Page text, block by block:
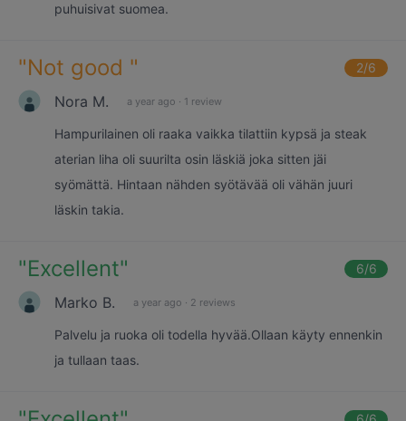
puhuisivat suomea.
"Not good " 2/6
Nora M. a year ago · 1 review
Hampurilainen oli raaka vaikka tilattiin kypsä ja steak
aterian liha oli suurilta osin läskiä joka sitten jäi
syömättä. Hintaan nähden syötävää oli vähän juuri
läskin takia.
"Excellent" 6/6
Marko B. a year ago · 2 reviews
Palvelu ja ruoka oli todella hyvää.Ollaan käyty ennenkin
ja tullaan taas.